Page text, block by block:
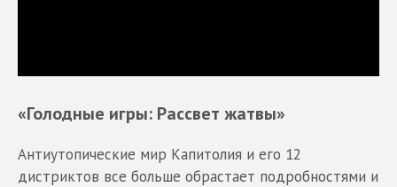
«Голодные игры: Рассвет жатвы»
Антиутопические мир Капитолия и его 12
дистриктов все больше обрастает подробностями и